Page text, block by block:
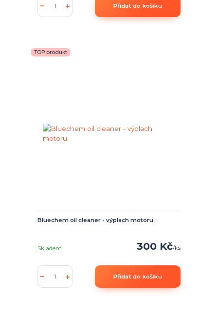
Přidat do košíku
TOP produkt
Bluechem oil cleaner - výplach motoru
300 Kč/ks
Skladem
Přidat do košíku